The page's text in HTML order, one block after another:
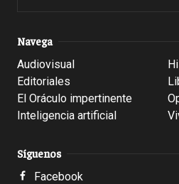
Navega
Audiovisual
Editoriales
El Oráculo impertinente
Inteligencia artificial
Síguenos
Facebook